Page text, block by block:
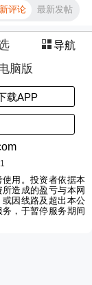
评论 最新发帖
导航
脑版
载APP
用。投资者依据本
造成的盈亏与本网
因线路及超出本公
，于暂停服务期间